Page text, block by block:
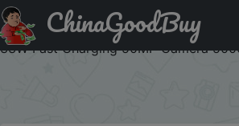
Купити по знижці XM10 Global
Note 12 Snapdragon® 685 120Hz
33W Fast Charging 50MP Camera
ChinaGoodBuy